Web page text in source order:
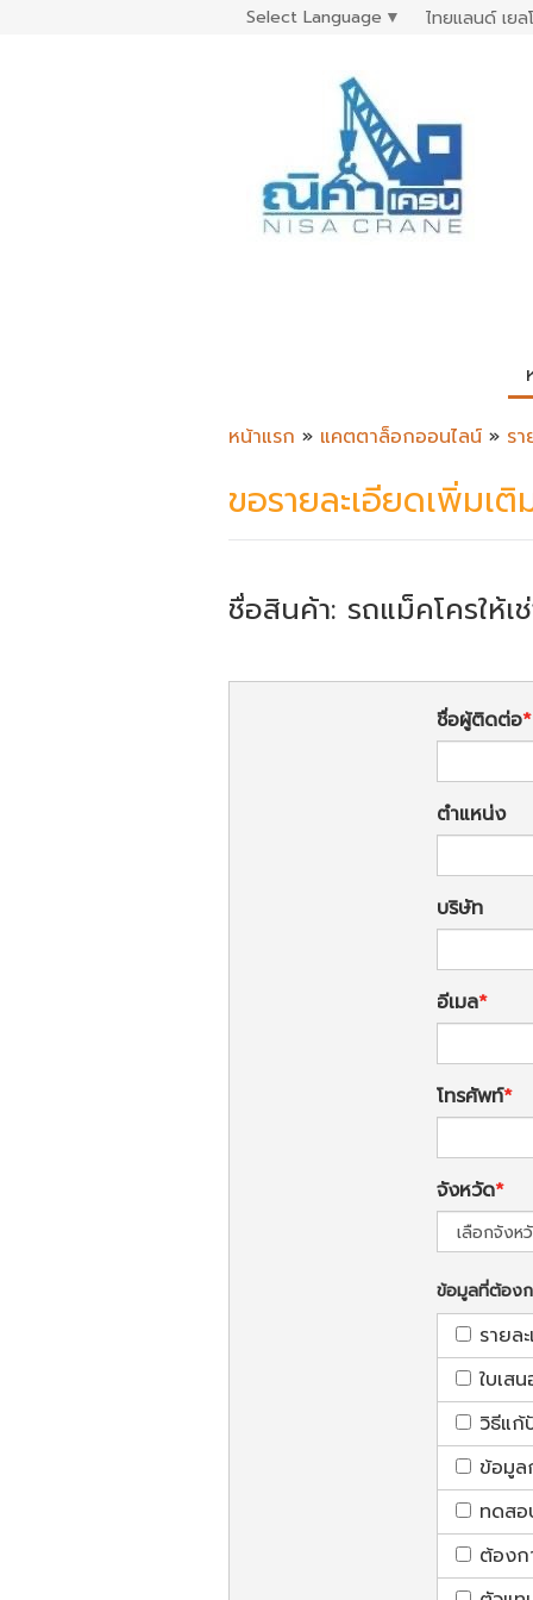
Select Language ▼ ไทยแลนด์ เยล
หน้าแรก » แคตตาล็อกออนไลน์ » ร
ขอรายละเอียดเพิ่มเติ
ชื่อสินค้า: รถแม็คโครให้
ชื่อผู้ติดต่อ
ตำแหน่ง
บริษัท
อีเมล
โทรศัพท์
จังหวัด
ข้อมูลที่ต้องก
รายล
ใบเส
วิธีแก้
ข้อมูล
ทดสอ
ต้องก